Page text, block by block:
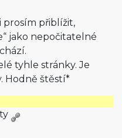
prosím přiblížit,
jako nepočitatelné
tyhle stránky. Je
Hodně štěstí*